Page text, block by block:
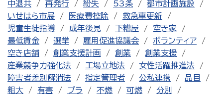
中退共
再発行 紛失 53条
都市計画施設
いせはら市展
医療費控除
救急車更新
児童生徒指導
成年後見 下糟屋
空き家
最低賃金
選挙 雇用促進協議会
ボランティア
空き店舗
創業支援計画 創業
創業支援
産業競争力強化法
工場立地法
女性活躍推進法
障害者差別解消法
指定管理者 公私連携
品目
粗大
有害 プラ 不燃 可燃
分別